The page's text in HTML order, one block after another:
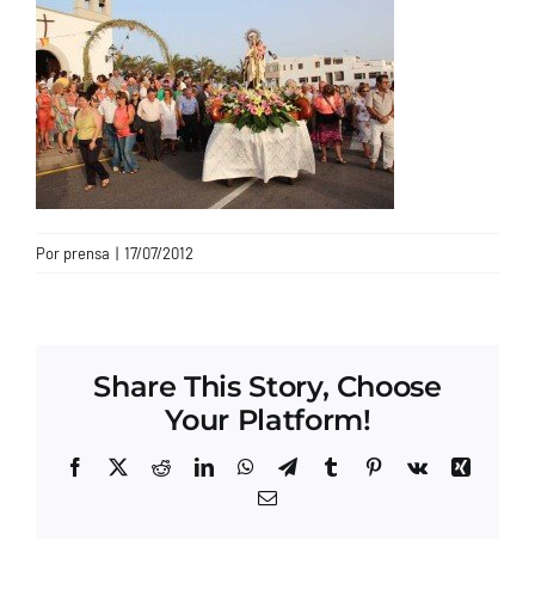
CONTACTO
Por prensa | 17/07/2012
Share This Story, Choose
Your Platform!
Facebook
X RedditLinkedInWhatsApp
TelegramTumblrPinterest
Vk
Xing
Correo